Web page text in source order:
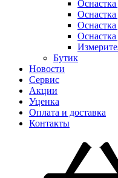
Оснастка
Оснастка
Оснастка
Бутик
Новости
Сервис
Акции
Уценка
Оплата и доставка
Контакты